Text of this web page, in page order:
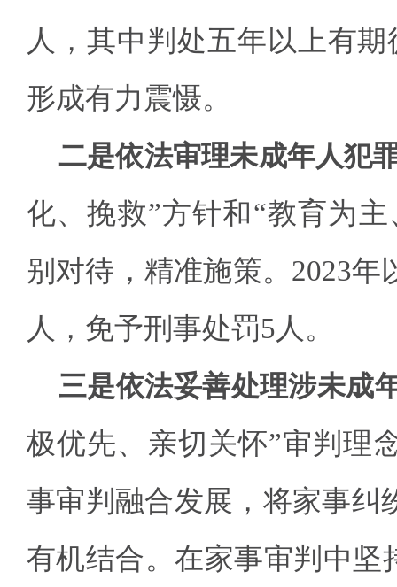
人，其中判处五年以上有
形成有力震慑。
二是依法审理未成年人犯
化、挽救”方针和“教育为
别对待，精准施策。2023
人，免予刑事处罚5人。
三是依法妥善处理涉未成
极优先、亲切关怀”审判理
事审判融合发展，将家事纠
有机结合。在家事审判中坚